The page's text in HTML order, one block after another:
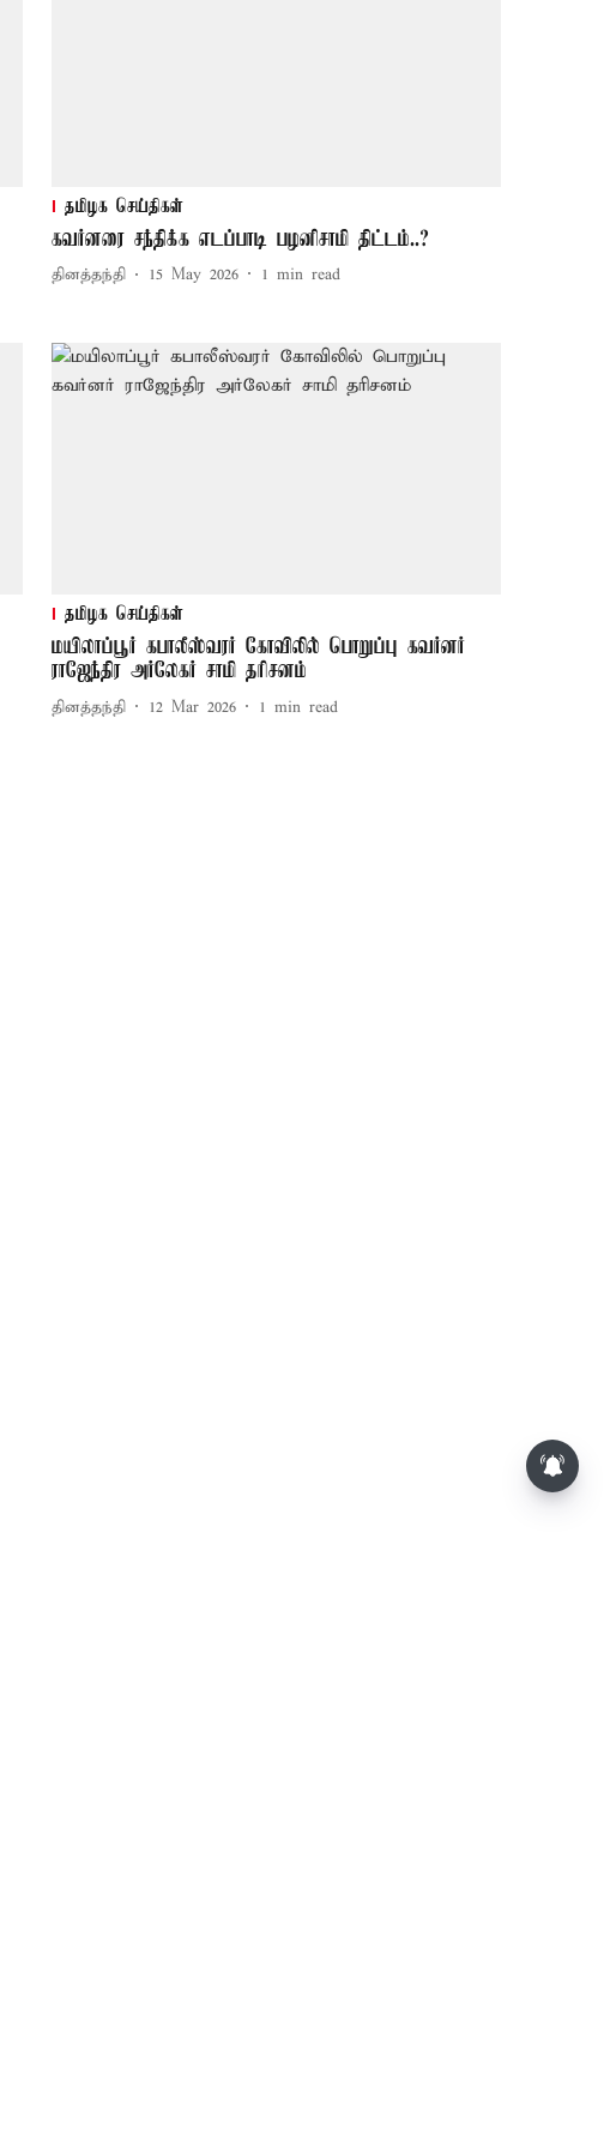
தமிழக செய்திகள்
கவர்னரை சந்திக்க எடப்பாடி பழனிசாமி திட்டம்..?
தினத்தந்தி 15 May 2026 1 min read
தமிழக செய்திகள்
மயிலாப்பூர் கபாலீஸ்வரர் கோவிலில் பொறுப்பு கவர்னர்
ராஜேந்திர அர்லேகர் சாமி தரிசனம்
தினத்தந்தி 12 Mar 2026 1 min read